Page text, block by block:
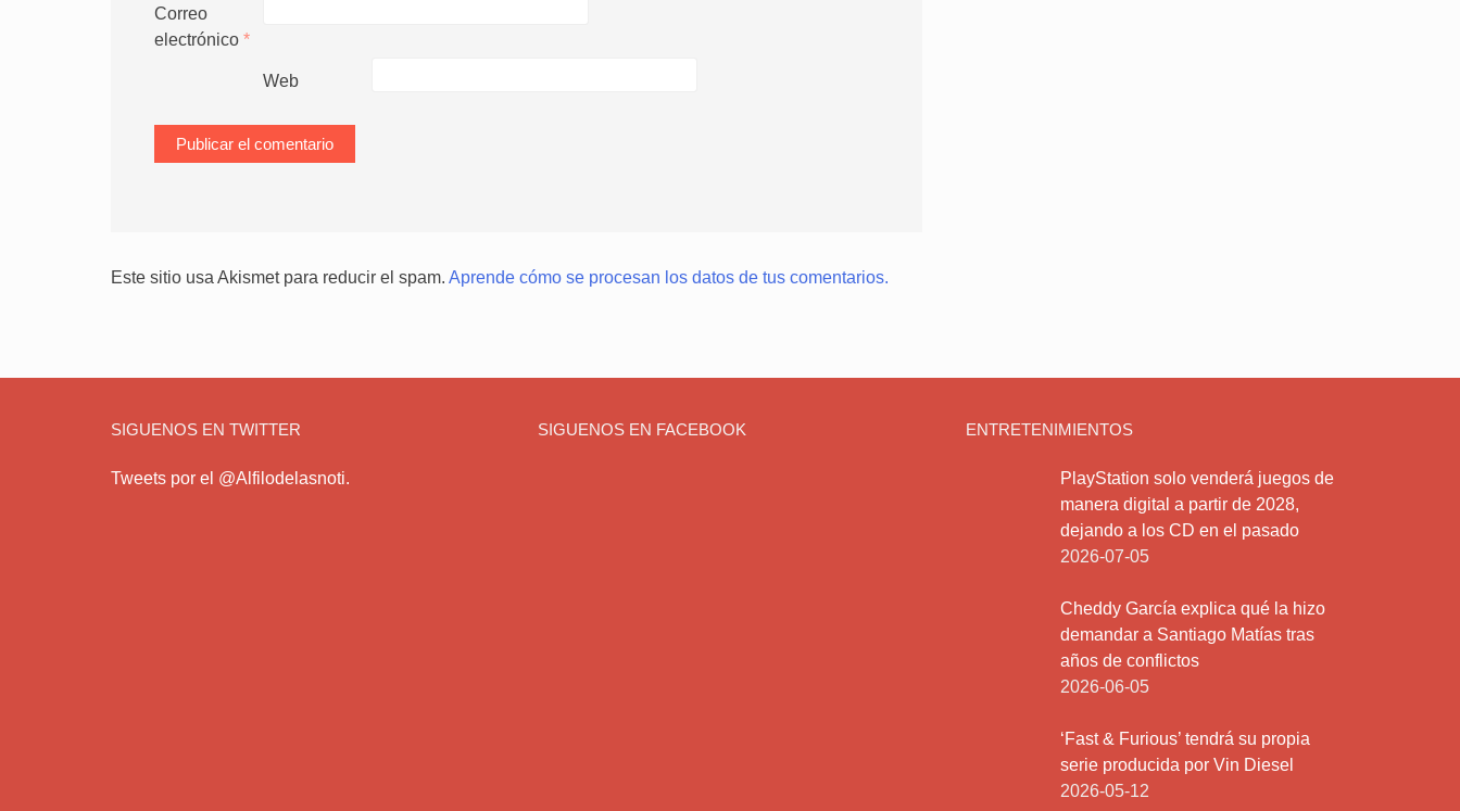
Correo
electrónico *
Web
Este sitio usa Akismet para reducir el spam. Aprende cómo se procesan los datos de tus comentarios.
SIGUENOS EN TWITTER
Tweets por el @Alfilodelasnoti.
SIGUENOS EN FACEBOOK ENTRETENIMIENTOS
PlayStation solo venderá juegos de
manera digital a partir de 2028,
dejando a los CD en el pasado
2026-07-05
Cheddy García explica qué la hizo
demandar a Santiago Matías tras
años de conflictos
2026-06-05
‘Fast & Furious’ tendrá su propia
serie producida por Vin Diesel
2026-05-12